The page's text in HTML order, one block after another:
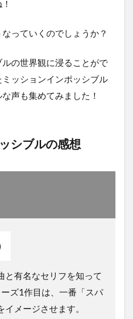
っていくのでしょうか？
の世界観に浸ることがで
ッションインポッシブル
声も集めてみました！
シブルの感想
と有名なセリフを知って
ズ1作目は、一番「スパ
メージさせます。